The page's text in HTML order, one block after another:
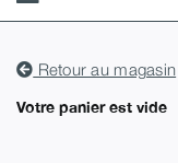
Retour au magasin
Votre panier est vide